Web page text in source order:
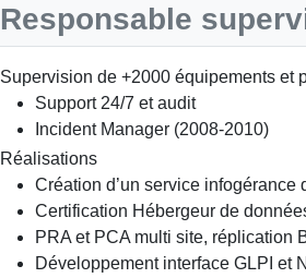
Responsable
Supervision de +2000 équipements et
Support 24/7 et audit
Incident Manager (2008-2010)
Réalisations
Création d’un service infogérance
Certification Hébergeur de
PRA et PCA multi site, réplication
Développement interface GLPI et